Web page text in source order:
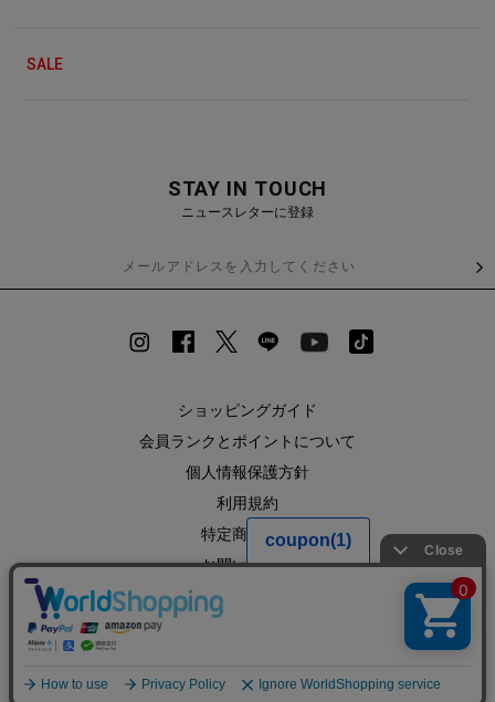
SALE
STAY IN TOUCH
ニュースレターに登録
ショッピングガイド
会員ランクとポイントについて
個人情報保護方針
利用規約
特定商取引法
お問い合わせ
企業情報